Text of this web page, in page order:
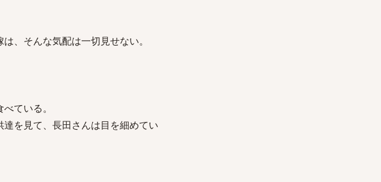
、そんな気配は一切見せない。
ている。
を見て、長田さんは目を細めてい